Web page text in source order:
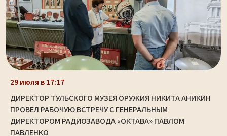
29 июля в 17:17
ДИРЕКТОР ТУЛЬСКОГО МУЗЕЯ ОРУЖИЯ НИКИТА АНИКИН
ПРОВЕЛ РАБОЧУЮ ВСТРЕЧУ С ГЕНЕРАЛЬНЫМ
ДИРЕКТОРОМ РАДИОЗАВОДА «ОКТАВА» ПАВЛОМ
ПАВЛЕНКО